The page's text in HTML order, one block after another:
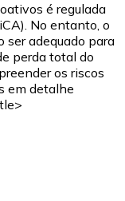
comprar
marcas favoritas
é regulada
No entanto, o
adequado para
perda total do
os riscos
em detalhe